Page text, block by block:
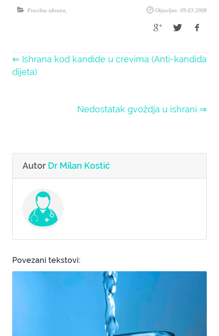
Objavljen: 09.03.2008
Pravilna ishrana
⇐ Ishrana kod kandide u crevima (Anti-kandida
dijeta)
Nedostatak gvoždja u ishrani ⇒
Autor Dr Milan Kostić
Povezani tekstovi: